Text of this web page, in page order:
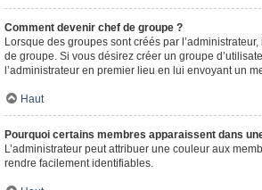
Comment devenir chef de groupe ?
Lorsque des groupes sont créés par
de groupe. Si vous désirez créer un groupe
l’administrateur en premier lieu en lui envoyant un
Haut
Pourquoi certains membres apparaissent dans
L’administrateur peut attribuer une couleur aux
rendre facilement identifiables.